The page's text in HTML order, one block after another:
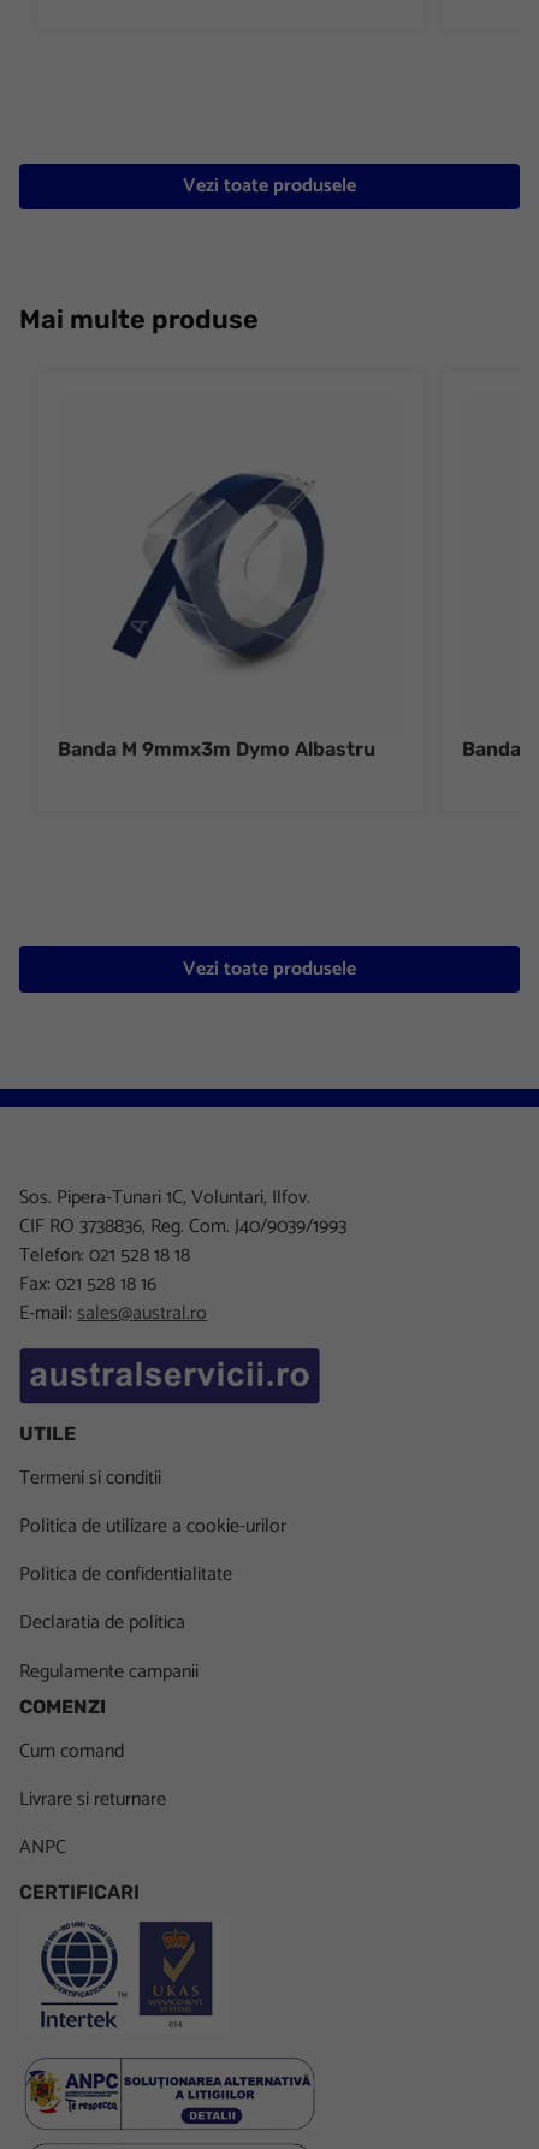
Vezi toate produsele
Mai multe produse
Banda M 9mmx3m Dymo Albastru Banda
Vezi toate produsele
Sos. Pipera-Tunari 1C, Voluntari, Ilfov.
CIF RO 3738836, Reg. Com. J40/9039/1993
Telefon: 021 528 18 18
Fax: 021 528 18 16
E-mail:sales@austral.ro
UTILE
Termeni si conditii
Politica de utilizare a cookie-urilor
Politica de confidentialitate
Declaratia de politica
Regulamente campanii
COMENZI
Cum comand
Livrare si returnare
ANPC
CERTIFICARI